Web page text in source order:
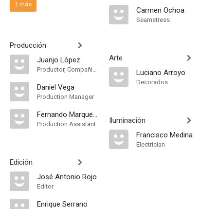
1 más
Producción
Juanjo López
Productor, Compañía de Produccion
Daniel Vega
Production Manager
Fernando Marquerie
Production Assistant
Edición
José Antonio Rojo
Editor
Enrique Serrano
Carmen Ochoa
Seamstress
Arte
Luciano Arroyo
Decorados
Iluminación
Francisco Medina
Electrician